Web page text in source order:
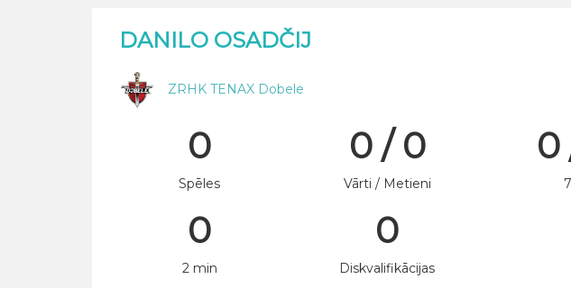
DANILO OSADČIJ
ZRHK TENAX Dobele
0
Spēles
0 / 0
Vārti / Metieni
0
0
2 min
0
Diskvalifikācijas